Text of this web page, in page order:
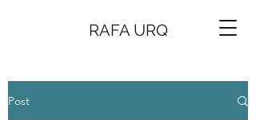
RAFA URQ
Post